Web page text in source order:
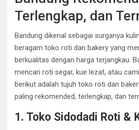
Terlengkap, dan
​Bandung dikenal sebagai surganya
beragam toko roti dan bakery yang
berkualitas dengan harga terjangkau.
mencari roti segar, kue lezat, atau
berikut adalah tujuh toko roti dan
paling rekomended, terlengkap, dan
1. Toko Sidodadi Roti &